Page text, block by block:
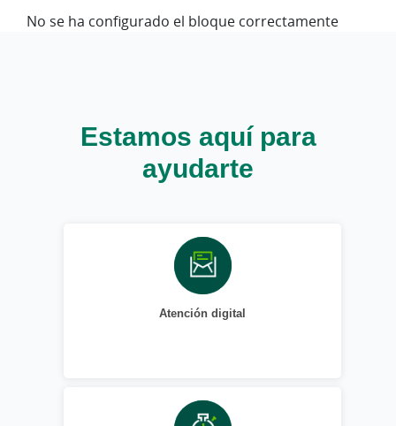
No se ha configurado el bloque correctamente
Estamos aquí para
ayudarte
Atención digital